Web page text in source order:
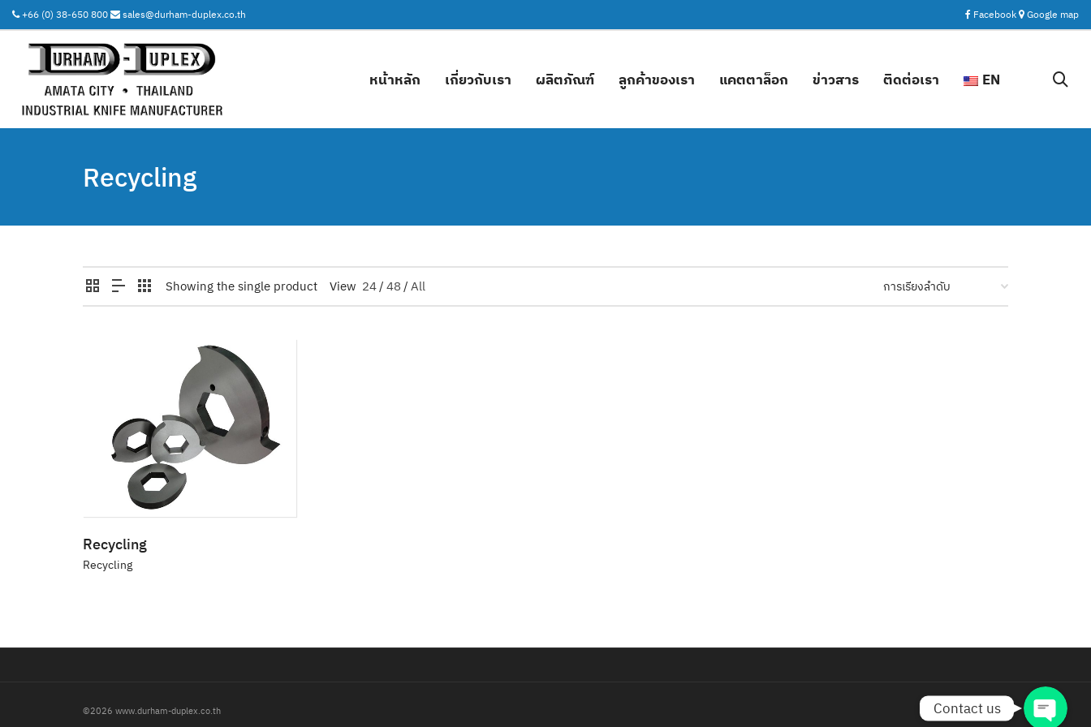
+66 (0) 38-650 800 sales@durham-duplex.co.th Facebook Google map
หน้าหลัก เกี่ยวกับเรา ผลิตภัณฑ์ ลูกค้าของเรา แคตตาล็อก ข่าวสาร ติดต่อเรา EN
Recycling
Showing the single product View 24/ 48 / All
Recycling
Recycling
©2026 www.durham-duplex.co.th Contact us